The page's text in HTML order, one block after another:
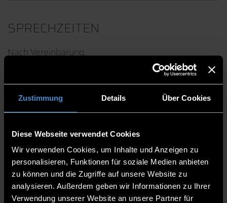
Zustimmung Details Über Cookies
Diese Webseite verwendet Cookies
Wir verwenden Cookies, um Inhalte und Anzeigen zu
personalisieren, Funktionen für soziale Medien anbieten
zu können und die Zugriffe auf unsere Website zu
analysieren. Außerdem geben wir Informationen zu Ihrer
Verwendung unserer Website an unsere Partner für
SPRECHZEITEN
Nach Vereinbarung.
Forschungsgruppe Bioinformatik: https://www.th-
deg.de/fg-bioinformatik
PUBLIKATIONEN